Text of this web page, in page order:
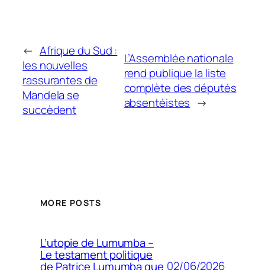
← Afrique du Sud :
les nouvelles
rassurantes de
Mandela se
succèdent
L’Assemblée nationale
rend publique la liste
complète des députés
absentéistes →
MORE POSTS
L’utopie de Lumumba –
Le testament politique
de Patrice Lumumba que 02/06/2026